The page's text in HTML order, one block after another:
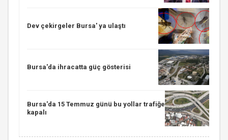
Dev çekirgeler Bursa' ya ulaştı
Bursa'da ihracatta güç gösterisi
Bursa'da 15 Temmuz günü bu yollar trafiğe
kapalı